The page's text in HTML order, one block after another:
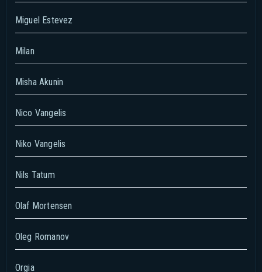
Miguel Estevez
Milan
Misha Akunin
Nico Vangelis
Niko Vangelis
Nils Tatum
Olaf Mortensen
Oleg Romanov
Orgia